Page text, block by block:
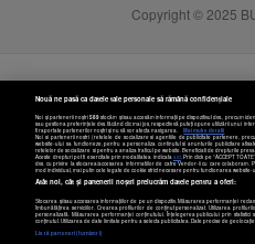
Copyright © 2025
Setări cookies
Nouă ne pasă ca datele tale personale să rămână confidențiale
Noi și partenerii noștri589stocăm și/sau accesăm informații pe dispozitivul dvs., precum
sau gestiona preferințele dvs. făcând clic mai jos, respectiv vă puteți opune utilizării unui
fi raportate partenerilor noștri și nu vă vor afecta navigarea.
Mai multe detalii
Noi si partenerii nostri (retelele de socializare si agentiile de publicitate partenere,
website-ului sa functioneze, pentru a personaliza continutul si anunturile publicitare
retelelor de socializare si pentru a analiza traficul pe website. Beneficiati de drepturile
Aceste drepturi pot fi exercitate prin modalitatea indicataaici. Prin click pe “ACCEPT
dvs. cu privire la stocarea/accesarea informatiilor de catre Vendor-ii cu care colaboram.
mod individual, mai putin cele legate de cookie strict necesare pentru functionarea website-
Atât noi, cât și partenerii noștri prelucrăm datele pentru a oferi:
Stocarea și/sau accesarea informațiilor de pe un dispozitiv. Măsurarea performanței
îmbunătățirea serviciilor. Crearea profilurilor de conținut personalizat. Utilizarea
personalizată. Măsurarea performanței conținutului. Înțelegerea publicului prin
conținutul. Utilizarea de date limitate pentru a selecta publicitatea. Date precise de
Listă parteneri (furnizori)